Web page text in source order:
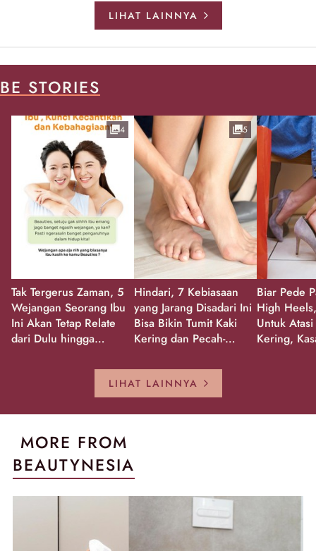
LIHAT LAINNYA
BE STORIES
Tak Tergerus Zaman, 5
Wejangan Seorang Ibu
Ini Akan Tetap Relate
dari Dulu hingga
4
Hindari, 7 Kebiasaan
yang Jarang Disadari Ini
Bisa Bikin Tumit Kaki
Kering dan Pecah-
5
Biar Pede
High
Untuk
Kering,
LIHAT LAINNYA
MORE FROM
BEAUTYNESIA